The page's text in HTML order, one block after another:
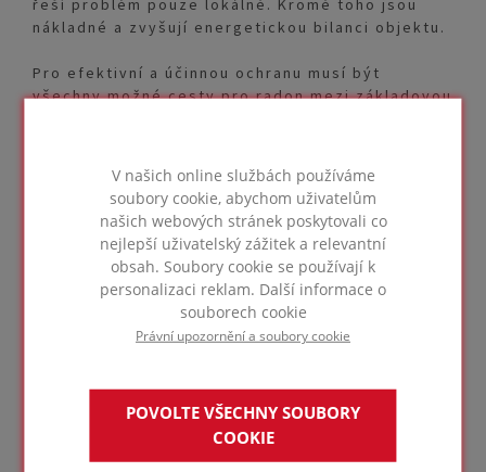
V našich online službách používáme
soubory cookie, abychom uživatelům
našich webových stránek poskytovali co
nejlepší uživatelský zážitek a relevantní
obsah. Soubory cookie se používají k
personalizaci reklam. Další informace o
souborech cookie
Právní upozornění a soubory cookie
POVOLTE VŠECHNY SOUBORY
COOKIE
řeší problém pouze lokálně. Kromě toho jsou
nákladné a zvyšují energetickou bilanci objektu.
Pro efektivní a účinnou ochranu musí být
všechny možné cesty pro radon mezi základovou
aplikována jako vnitřní izolace v podlahách nebo
suterénních stěnách nebo přímo v základové
spáře pod deskou a vně suterénních stěn.
Uzavřená buněčná struktura pěnového skla
FOAMGLAS® je zcela neprodyšná a neprostupná
pro všechny plyny. Bylo prokázáno, že lepené
aplikace FOAMGLAS® ve spodní stavbě snižují
Kromě vysoké pevnosti v tlaku je tepelná
izolace FOAMGLAS® odolná i vůči hnilobám,
hlodavcům a hmyzu. U tohoto materiálu lze